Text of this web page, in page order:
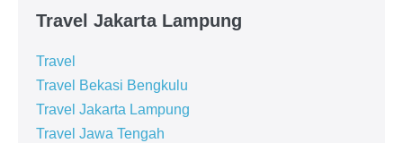
Travel Jakarta Lampung
Travel
Travel Bekasi Bengkulu
Travel Jakarta Lampung
Travel Jawa Tengah